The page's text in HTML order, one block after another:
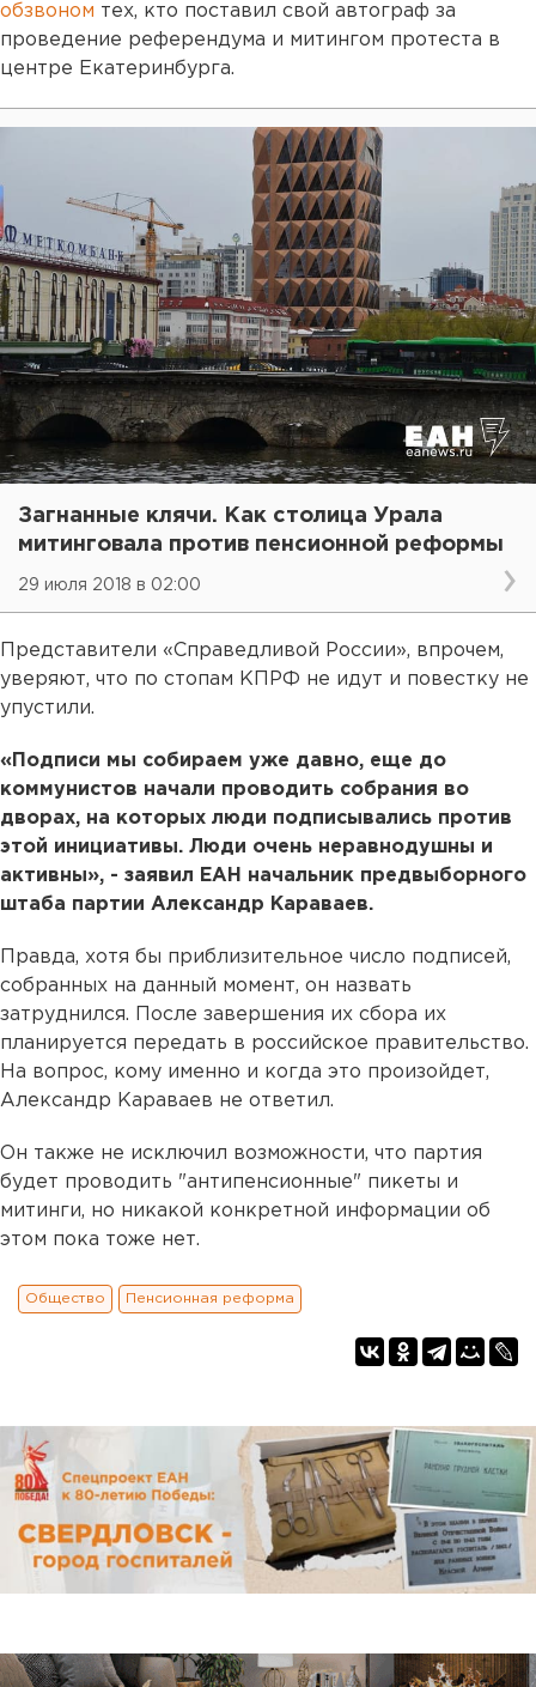
обзвоном тех, кто поставил свой автограф за
проведение референдума и митингом протеста в
центре Екатеринбурга.
Загнанные клячи. Как столица Урала
митинговала против пенсионной реформы
29 июля 2018 в 02:00
Представители «Справедливой России», впрочем,
уверяют, что по стопам КПРФ не идут и повестку не
упустили.
«Подписи мы собираем уже давно, еще до
коммунистов начали проводить собрания во
дворах, на которых люди подписывались против
этой инициативы. Люди очень неравнодушны и
активны», - заявил ЕАН начальник предвыборного
штаба партии Александр Караваев.
Правда, хотя бы приблизительное число подписей,
собранных на данный момент, он назвать
затруднился. После завершения их сбора их
планируется передать в российское правительство.
На вопрос, кому именно и когда это произойдет,
Александр Караваев не ответил.
Он также не исключил возможности, что партия
будет проводить "антипенсионные" пикеты и
митинги, но никакой конкретной информации об
этом пока тоже нет.
Общество Пенсионная реформа